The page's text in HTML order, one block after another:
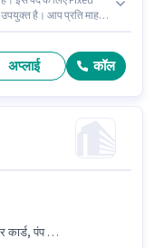
उपयुक्त है। आप प्रति माह
अप्लाई कॉल
असेंबली